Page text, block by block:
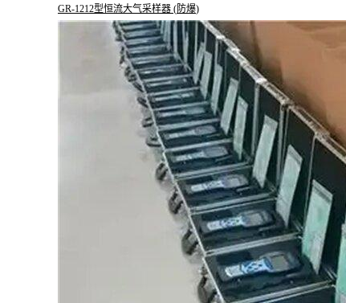
GR-1212型恒流大气采样器 (防爆)